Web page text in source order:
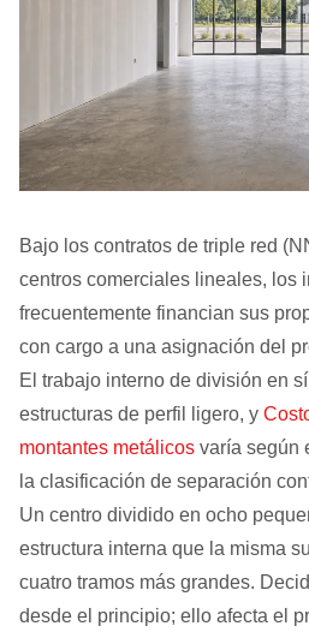
Bajo los contratos de triple red
centros comerciales lineales, los
frecuentemente financian sus
con cargo a una asignación del
El trabajo interno de división en
estructuras de perfil ligero, y
montantes metálicos varía según
la clasificación de separación
Un centro dividido en ocho
estructura interna que la misma
cuatro tramos más grandes.
desde el principio; ello afecta el